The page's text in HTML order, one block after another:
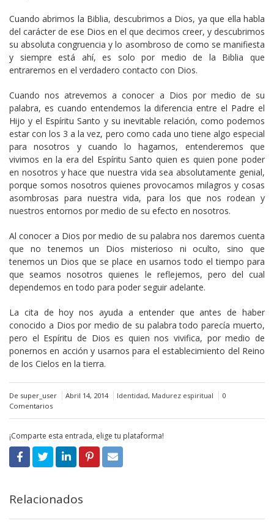
Cuando abrimos la Biblia, descubrimos a Dios, ya que ella habla
del carácter de ese Dios en el que decimos creer, y descubrimos
su absoluta congruencia y lo asombroso de como se manifiesta
y siempre está ahí, es solo por medio de la Biblia que
entraremos en el verdadero contacto con Dios.
Cuando nos atrevemos a conocer a Dios por medio de su
palabra, es cuando entendemos la diferencia entre el Padre el
Hijo y el Espíritu Santo y su inevitable relación, como podemos
estar con los 3 a la vez, pero como cada uno tiene algo especial
para nosotros y cuando lo hagamos, entenderemos que
vivimos en la era del Espíritu Santo quien es quien pone poder
en nosotros y hace que nuestra vida sea absolutamente genial,
porque somos nosotros quienes provocamos milagros y cosas
asombrosas para nuestra vida, para los que nos rodean y
nuestros entornos por medio de su efecto en nosotros.
Al conocer a Dios por medio de su palabra nos daremos cuenta
que no tenemos un Dios misterioso ni oculto, sino que
tenemos un Dios que se place en usarnos todo el tiempo para
que seamos nosotros quienes le reflejemos, pero del cual
dependemos en todo para poder seguir adelante.
La cita de hoy nos ayuda a entender que antes de haber
conocido a Dios por medio de su palabra todo parecía muerto,
pero el Espíritu de Dios es quien nos vivifica, por medio de
ponernos en acción y usarnos para el establecimiento del Reino
de los Cielos en la tierra.
De super_user Abril 14, 2014 Identidad, Madurez espiritual
0
Comentarios
¡Comparte esta entrada, elige tu plataforma!
Relacionados